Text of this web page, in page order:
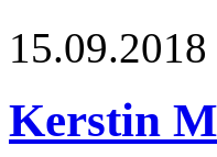
15.09.2018
Kerstin